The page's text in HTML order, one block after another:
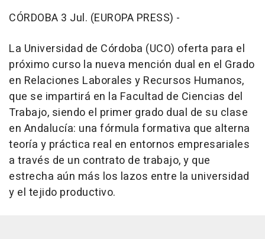
CÓRDOBA 3 Jul. (EUROPA PRESS) -
La Universidad de Córdoba (UCO) oferta para el
próximo curso la nueva mención dual en el Grado
en Relaciones Laborales y Recursos Humanos,
que se impartirá en la Facultad de Ciencias del
Trabajo, siendo el primer grado dual de su clase
en Andalucía: una fórmula formativa que alterna
teoría y práctica real en entornos empresariales
a través de un contrato de trabajo, y que
estrecha aún más los lazos entre la universidad
y el tejido productivo.